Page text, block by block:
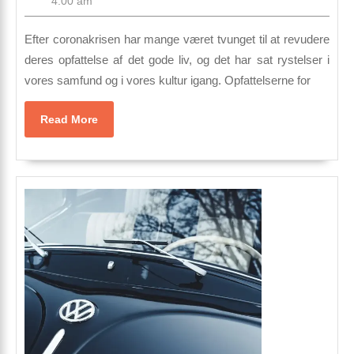
rigtige
Paddle
Board
med
2022
Efter coronakrisen har mange været tvunget til at revudere
deres opfattelse af det gode liv, og det har sat rystelser i
vores samfund og i vores kultur igang. Opfattelserne for
Read MoreRead
More